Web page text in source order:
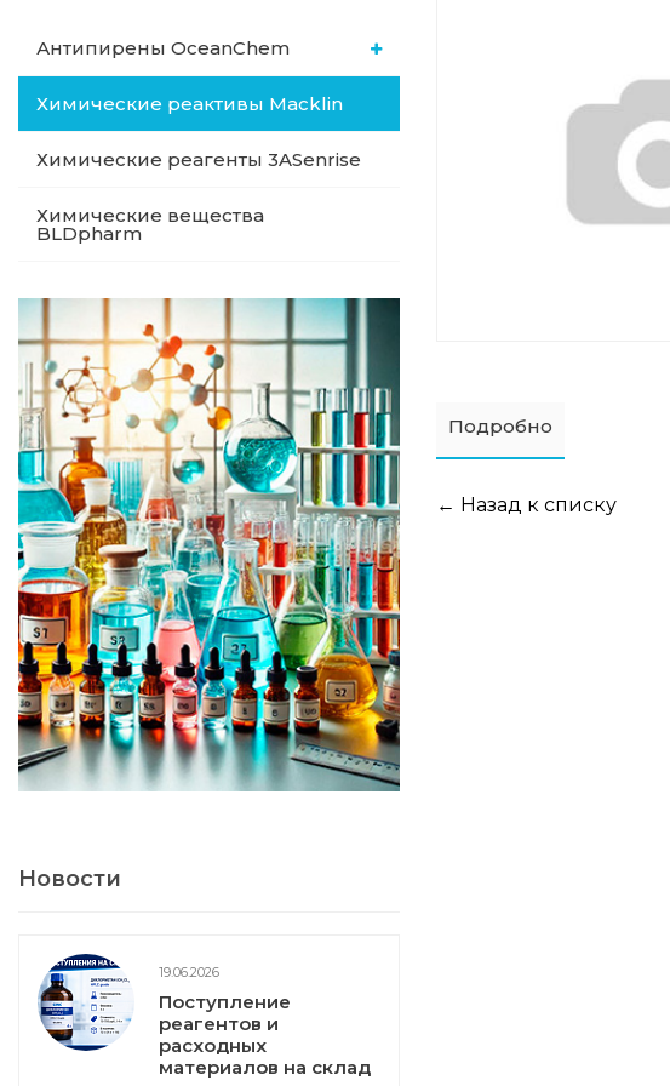
Антипирены OceanСhem
Химические реактивы Macklin
Химические реагенты 3ASenrise
Химические вещества
BLDpharm
Новости
19.06.2026
Поступление
реагентов и
расходных
материалов на склад
Подробно
← Назад к списку